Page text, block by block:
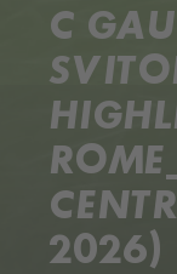
C
2026)